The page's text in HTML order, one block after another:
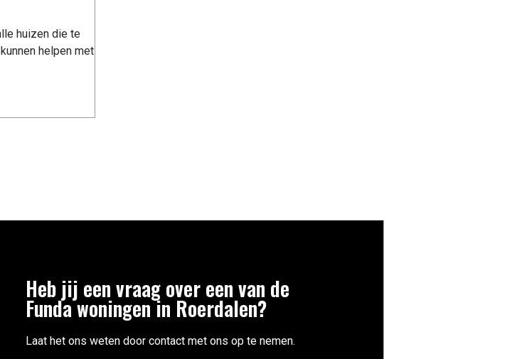
huizen die te
helpen met
Heb jij een vraag over een van de
Funda woningen in Roerdalen?
Laat het ons weten door contact met ons op te nemen.